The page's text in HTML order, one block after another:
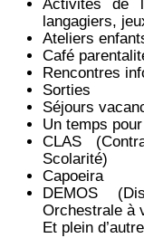
Activités de
langagiers,
Ateliers
Café
Rencontres
Sorties
Séjours
Un temps
CLAS
Scolarité)
Capoeira
DEMOS
Orchestrale à
Et plein